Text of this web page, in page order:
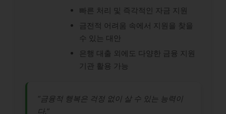
빠른 처리 및 즉각적인 자금 지원
금전적 어려움 속에서 지원을 찾을
수 있는 대안
은행 대출 외에도 다양한 금융 지원
기관 활용 가능
“금융적 행복은 걱정 없이 살 수 있는 능력이
다.”